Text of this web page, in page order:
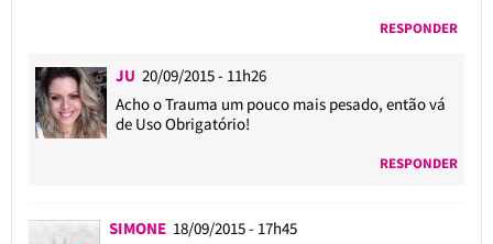
RESPONDER
JU 20/09/2015 - 11h26
Acho o Trauma um pouco mais pesado, então vá
de Uso Obrigatório!
RESPONDER
SIMONE 18/09/2015 - 17h45